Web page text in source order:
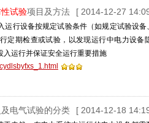
试验项目及方法 [ 2014-12-27
运行设备按规定试验条件（如规定试验设
定期检查或试验，以发现运行中电力设备
入运行并保证安全运行重要措施
电气试验的分类 [ 2014-12-18